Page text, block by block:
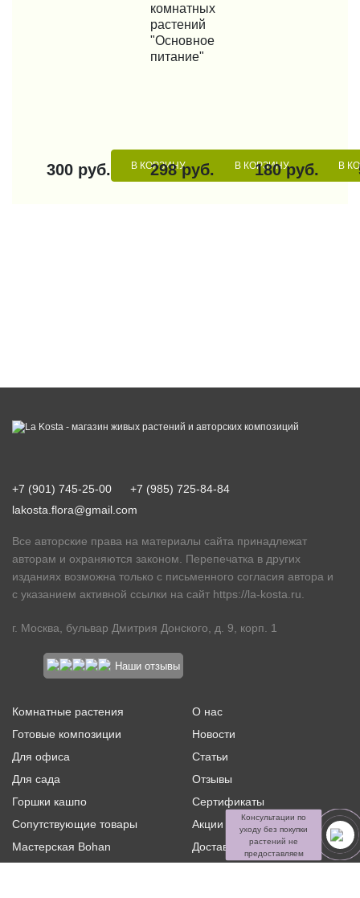
300 руб. В КОРЗИНУ
комнатных
растений
"Основное
питание"
298 руб. В КОРЗИНУ
180 руб. В
+7 (901) 745-25-00
+7 (985) 725-84-84
lakosta.flora@gmail.com
Все авторские права на материалы сайта принадлежат
авторам и охраняются законом. Перепечатка в других
изданиях возможна только с письменного согласия автора и
с указанием активной ссылки на сайт https://la-kosta.ru
г. Москва, бульвар Дмитрия Донского, д. 9, корп. 1
Наши отзывы
Комнатные растения
Готовые композиции
Для офиса
Для сада
Горшки кашпо
Сопутствующие товары
Мастерская Bohan
О нас
Новости
Статьи
Отзывы
Сертификаты
Акции и скидки
Доставка и оплата
Консультации по
уходу без покупки
растений не
предоставляем